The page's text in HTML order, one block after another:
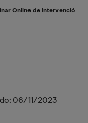
Online de Intervención
06/11/2023